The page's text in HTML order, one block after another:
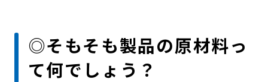
◎そもそも製品の原材料っ
て何でしょう？